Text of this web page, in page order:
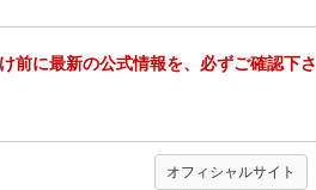
前に最新の公式情報を、必ずご確認下さ
オフィシャルサイト